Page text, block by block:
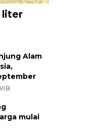
liter
Alam
mulai